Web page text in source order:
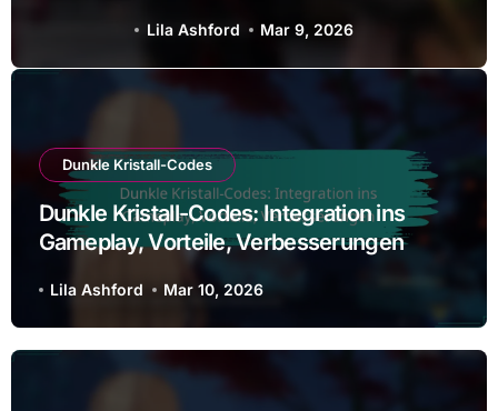
Vorteile, Verbesserungen
Lila Ashford Mar 10, 2026
Dunkle Kristall-Codes
Dunkle Kristall-Codes: Integration ins
Gameplay, Vorteile, Verbesserungen
Lila Ashford Mar 10, 2026